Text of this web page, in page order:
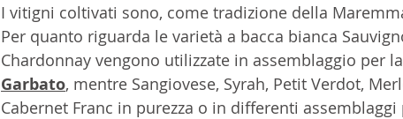
I vitigni coltivati sono, come tradizione della
Per quanto riguarda le varietà a bacca bianca
Chardonnay vengono utilizzate in assemblaggio per
Garbato, mentre Sangiovese, Syrah, Petit Verdot,
Cabernet Franc in purezza o in differenti